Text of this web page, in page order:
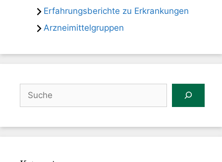
Erfahrungsberichte zu Erkrankungen
Arzneimittelgruppen